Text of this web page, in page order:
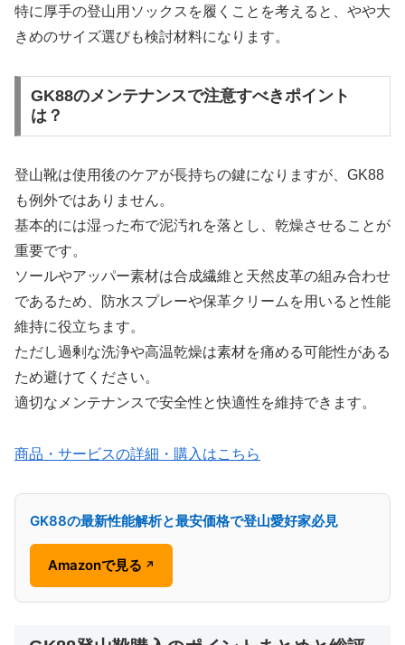
特に厚手の登山用ソックスを履くことを考えると、やや大
きめのサイズ選びも検討材料になります。
GK88のメンテナンスで注意すべきポイント
は？
登山靴は使用後のケアが長持ちの鍵になりますが、GK88
も例外ではありません。
基本的には湿った布で泥汚れを落とし、乾燥させることが
重要です。
ソールやアッパー素材は合成繊維と天然皮革の組み合わせ
であるため、防水スプレーや保革クリームを用いると性能
維持に役立ちます。
ただし過剰な洗浄や高温乾燥は素材を痛める可能性がある
ため避けてください。
適切なメンテナンスで安全性と快適性を維持できます。
商品・サービスの詳細・購入はこちら
GK88の最新性能解析と最安価格で登山愛好家必見
Amazonで見る ↗